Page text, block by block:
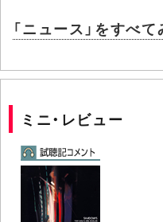
「ニュース」をすべ
ミニ・レビュー